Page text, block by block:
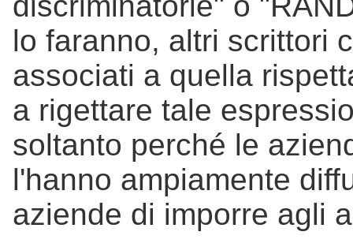
lo faranno, altri scrittori
associati a quella
a rigettare tale
soltanto perché le
l'hanno ampiamente
aziende di imporre agli